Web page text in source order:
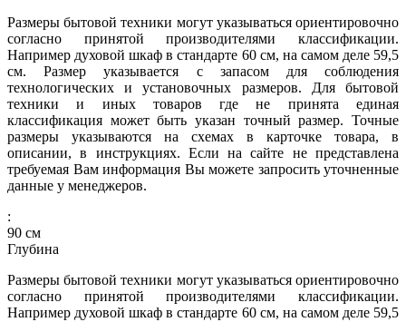
Размеры бытовой техники могут указываться ориентировочно
согласно принятой производителями классификации.
Например духовой шкаф в стандарте 60 см, на самом деле 59,5
см. Размер указывается с запасом для соблюдения
технологических и установочных размеров. Для бытовой
техники и иных товаров где не принята единая
классификация может быть указан точный размер. Точные
размеры указываются на схемах в карточке товара, в
описании, в инструкциях. Если на сайте не представлена
требуемая Вам информация Вы можете запросить уточненные
данные у менеджеров.
:
90 см
Глубина
Размеры бытовой техники могут указываться ориентировочно
согласно принятой производителями классификации.
Например духовой шкаф в стандарте 60 см, на самом деле 59,5